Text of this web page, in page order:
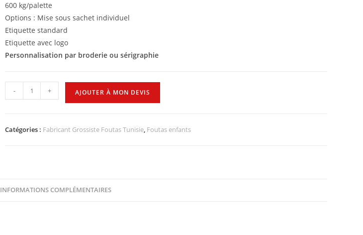
600 kg/palette
Options : Mise sous sachet individuel
Etiquette standard
Etiquette avec logo
Personnalisation par broderie ou sérigraphie
- + AJOUTER À MON DEVIS
Catégories : Fabricant Grossiste Foutas Tunisie, Foutas enfants
INFORMATIONS COMPLÉMENTAIRES